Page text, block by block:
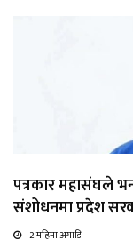
पत्रकार महासंघले
संशोधनमा प्रदेश
2 महिना अगाडि